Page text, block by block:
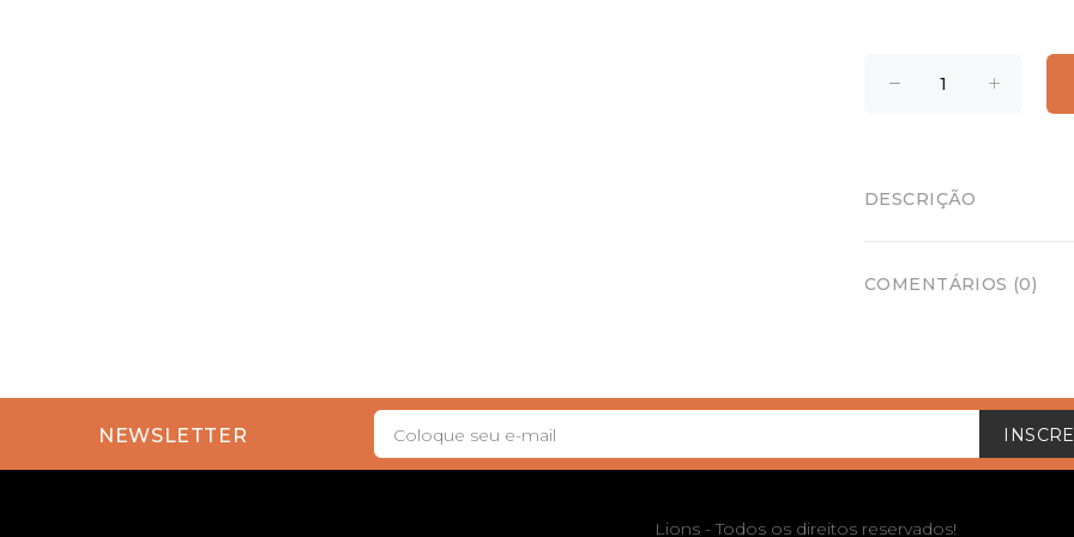
DESCRIÇÃO
COMENTÁRIOS (0)
NEWSLETTER
Lions - Todos os direitos reservados!